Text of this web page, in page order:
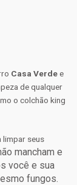
Casa Verdee
de qualquer
o colchão king
limpar seus
mancham e
você e sua
fungos.